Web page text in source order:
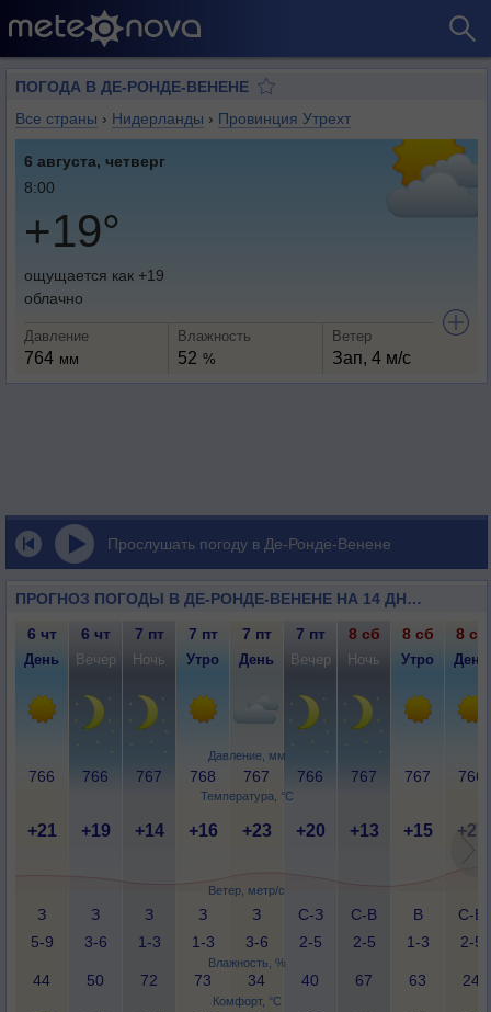
ПОГОДА В ДЕ-РОНДЕ-ВЕНЕНЕ
Все страны › Нидерланды › Провинция Утрехт
6 августа, четверг
8:00
+19°
ощущается как +19
облачно
Давление
764 мм
Влажность
52 %
Ветер
Зап, 4 м/с
Прослушать погоду в Де-Ронде-Венене
ПРОГНОЗ ПОГОДЫ В ДЕ-РОНДЕ-ВЕНЕНЕ НА 14 ДНЕЙ
Давление, мм
Температура, °C
Ветер, метр/с
Влажность, %
Комфорт, °C
6 чт 6 чт 7 пт 7 пт 7 пт 7 пт 8 сб 8 сб 8 сб
День Вечер Ночь Утро День Вечер Ночь Утро День
766 766 767 768 767 766 767 767 766
+21 +19 +14 +16 +23 +20 +13 +15 +27
З
5-9
З
3-6
З
1-3
З
1-3
З
3-6
С-З
2-5
С-В
2-5
В
1-3
С-В
2-5
44 50 72 73 34 40 67 63 24